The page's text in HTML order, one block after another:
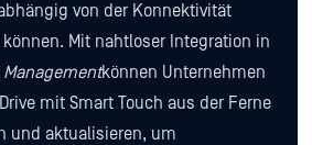
von der Konnektivität
Mit nahtloser Integration in
Managementkönnen Unternehmen
mit Smart Touch aus der Ferne
und aktualisieren, um